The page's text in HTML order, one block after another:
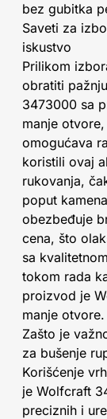
bez gubitka
Saveti za
iskustvo
Prilikom
obratiti
3473000 sa
manje
omogućava
koristili ovaj
rukovanja,
poput
obezbeđuje
cena, što
sa
tokom rada
proizvod je
manje otvore.
Zašto je
za bušenje
Korišćenje
je Wolfcraft
preciznih i